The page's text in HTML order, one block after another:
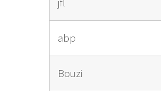
jfl
abp
Bouzi